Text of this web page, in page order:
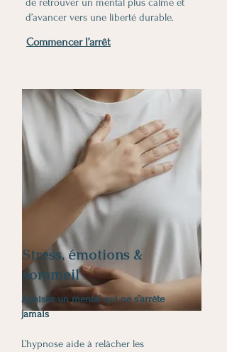
de retrouver un mental plus calme et
d’avancer vers une liberté durable.
Commencer l’arrêt
Stress, émotions &
sommeil
Apaisez un mental qui ne s’arrête
jamais
L’hypnose aide à relâcher les